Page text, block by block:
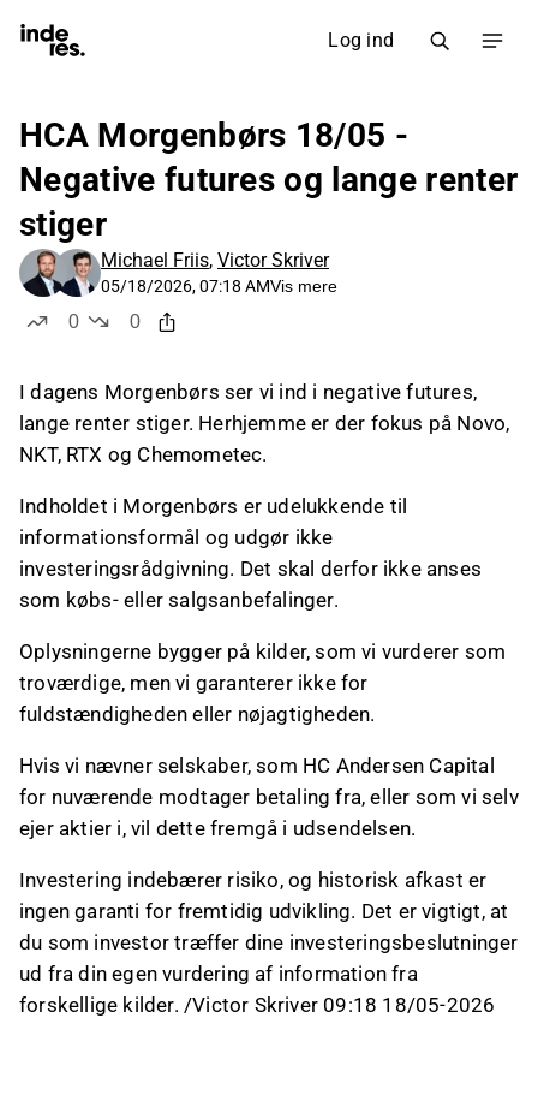
Log ind
HCA Morgenbørs 18/05 -
Negative futures og lange renter
stiger
Michael Friis, Victor Skriver
05/18/2026, 07:18 AMVis mere
0
0
I dagens Morgenbørs ser vi ind i negative futures,
lange renter stiger. Herhjemme er der fokus på Novo,
NKT, RTX og Chemometec.
Indholdet i Morgenbørs er udelukkende til
informationsformål og udgør ikke
investeringsrådgivning. Det skal derfor ikke anses
som købs- eller salgsanbefalinger.
Oplysningerne bygger på kilder, som vi vurderer som
troværdige, men vi garanterer ikke for
fuldstændigheden eller nøjagtigheden.
Hvis vi nævner selskaber, som HC Andersen Capital
for nuværende modtager betaling fra, eller som vi selv
ejer aktier i, vil dette fremgå i udsendelsen.
Investering indebærer risiko, og historisk afkast er
ingen garanti for fremtidig udvikling. Det er vigtigt, at
du som investor træffer dine investeringsbeslutninger
ud fra din egen vurdering af information fra
forskellige kilder. /Victor Skriver 09:18 18/05-2026